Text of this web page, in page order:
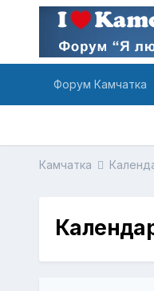
Форум Камчатка
Камчатка